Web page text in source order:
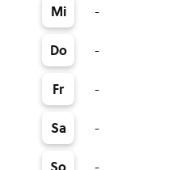
Mi -
Do -
Fr -
Sa -